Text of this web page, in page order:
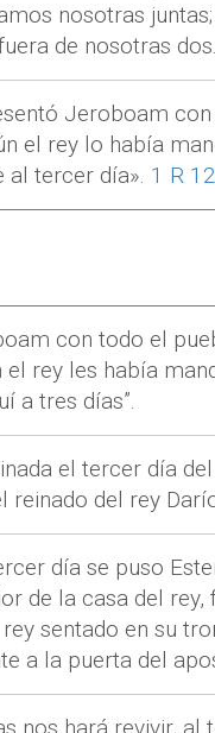
nosotras
de nosotras
Jeroboam
el rey lo había
al tercer día». 1 R
con todo el
rey les había
a tres días”.
el tercer día
reinado del rey
día se puso
de la casa del
sentado en su
a la puerta del